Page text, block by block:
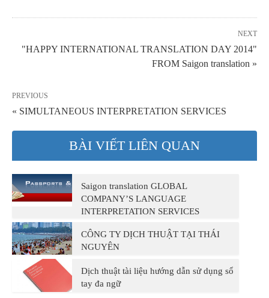
NEXT
"HAPPY INTERNATIONAL TRANSLATION DAY 2014"
FROM Saigon translation »
PREVIOUS
« SIMULTANEOUS INTERPRETATION SERVICES
BÀI VIẾT LIÊN QUAN
Saigon translation GLOBAL
COMPANY’S LANGUAGE
INTERPRETATION SERVICES
CÔNG TY DỊCH THUẬT TẠI THÁI
NGUYÊN
Dịch thuật tài liệu hướng dẫn sử dụng sổ
tay đa ngữ